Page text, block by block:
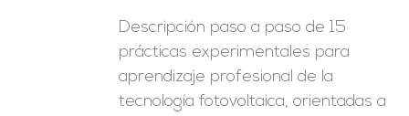
Descripción paso a paso de 15
prácticas experimentales para
aprendizaje profesional de la
tecnología fotovoltaica, orientadas a